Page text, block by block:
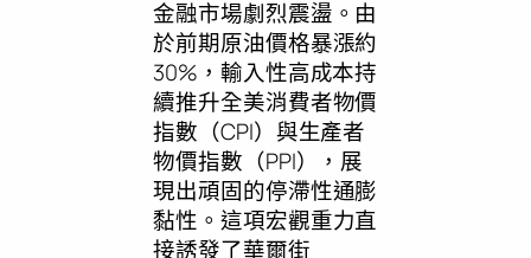
金融市場劇烈震盪。由
於前期原油價格暴漲約
30%，輸入性高成本持
續推升全美消費者物價
指數（CPI）與生產者
物價指數（PPI），展
現出頑固的停滯性通膨
黏性。這項宏觀重力直
接誘發了華爾街